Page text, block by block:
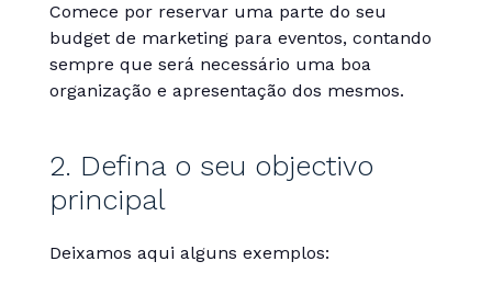
Comece por reservar uma parte do seu
budget de marketing para eventos, contando
sempre que será necessário uma boa
organização e apresentação dos mesmos.
2. Defina o seu objectivo
principal
Deixamos aqui alguns exemplos: